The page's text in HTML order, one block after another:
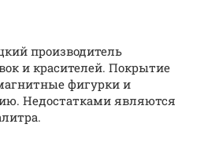
производитель
и красителей. Покрытие
фигурки и
Недостатками являются